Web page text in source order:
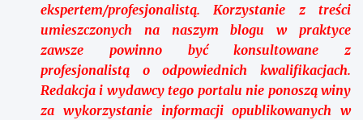
ekspertem/profesjonalistą. Korzystanie z treści
umieszczonych na naszym blogu w praktyce
zawsze powinno być konsultowane z
profesjonalistą o odpowiednich kwalifikacjach.
Redakcja i wydawcy tego portalu nie ponoszą winy
za wykorzystanie informacji opublikowanych w